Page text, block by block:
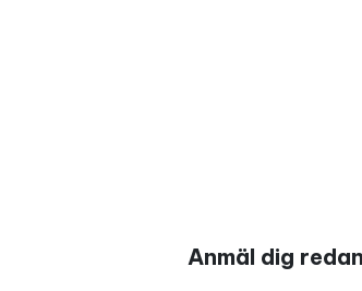
Anmäl dig